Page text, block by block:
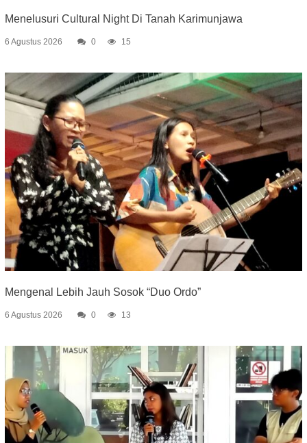
Menelusuri Cultural Night Di Tanah Karimunjawa
6 Agustus 2026 0 15
Mengenal Lebih Jauh Sosok “Duo Ordo”
6 Agustus 2026 0 13